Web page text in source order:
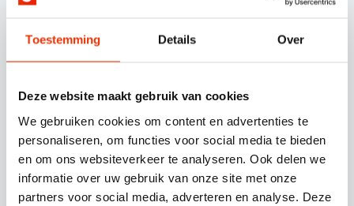
Toestemming Details Over
Deze website maakt gebruik van cookies
We gebruiken cookies om content en advertenties te
personaliseren, om functies voor social media te bieden
en om ons websiteverkeer te analyseren. Ook delen we
informatie over uw gebruik van onze site met onze
partners voor social media, adverteren en analyse. Deze
een customer journey.
Denk hierbij bijvoorbeeld aan een influencer
die een wekelijkse blog schrijft waarin hij/zij
zijn/haar doelgroep wil inspireren met nieuwe,
gezonde en eenvoudige gerechten. Of een
YouTuber die wekelijks instructievideo’s deelt